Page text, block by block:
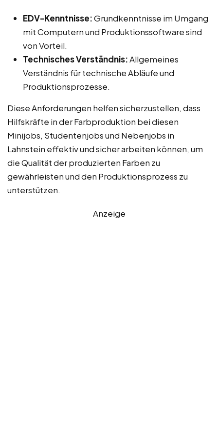
EDV-Kenntnisse:Grundkenntnisse im Umgang
mit Computern und Produktionssoftware sind
von Vorteil.
Technisches Verständnis:Allgemeines
Verständnis für technische Abläufe und
Produktionsprozesse.
Diese Anforderungen helfen sicherzustellen, dass
Hilfskräfte in der Farbproduktion bei diesen
Minijobs, Studentenjobs und Nebenjobs in
Lahnstein effektiv und sicher arbeiten können, um
die Qualität der produzierten Farben zu
gewährleisten und den Produktionsprozess zu
unterstützen.
Anzeige